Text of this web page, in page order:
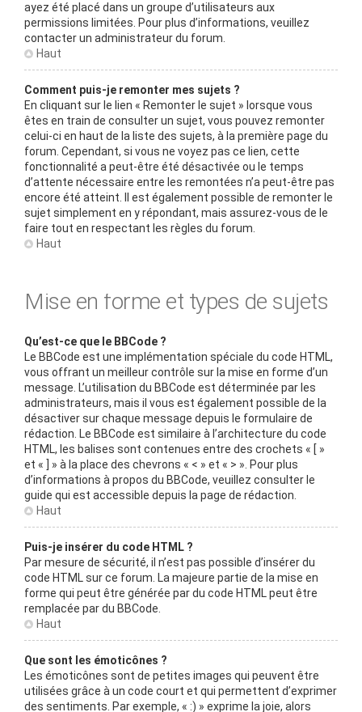
ayez été placé dans un groupe d’utilisateurs aux
permissions limitées. Pour plus d’informations, veuillez
contacter un administrateur du forum.
Haut
Comment puis-je remonter mes sujets ?
En cliquant sur le lien « Remonter le sujet » lorsque vous
êtes en train de consulter un sujet, vous pouvez remonter
celui-ci en haut de la liste des sujets, à la première page du
forum. Cependant, si vous ne voyez pas ce lien, cette
fonctionnalité a peut-être été désactivée ou le temps
d’attente nécessaire entre les remontées n’a peut-être pas
encore été atteint. Il est également possible de remonter le
sujet simplement en y répondant, mais assurez-vous de le
faire tout en respectant les règles du forum.
Haut
Mise en forme et types de sujets
Qu’est-ce que le BBCode ?
Le BBCode est une implémentation spéciale du code HTML,
vous offrant un meilleur contrôle sur la mise en forme d’un
message. L’utilisation du BBCode est déterminée par les
administrateurs, mais il vous est également possible de la
désactiver sur chaque message depuis le formulaire de
rédaction. Le BBCode est similaire à l’architecture du code
HTML, les balises sont contenues entre des crochets « [ »
et « ] » à la place des chevrons « < » et « > ». Pour plus
d’informations à propos du BBCode, veuillez consulter le
guide qui est accessible depuis la page de rédaction.
Haut
Puis-je insérer du code HTML ?
Par mesure de sécurité, il n’est pas possible d’insérer du
code HTML sur ce forum. La majeure partie de la mise en
forme qui peut être générée par du code HTML peut être
remplacée par du BBCode.
Haut
Que sont les émoticônes ?
Les émoticônes sont de petites images qui peuvent être
utilisées grâce à un code court et qui permettent d’exprimer
des sentiments. Par exemple, « :) » exprime la joie, alors